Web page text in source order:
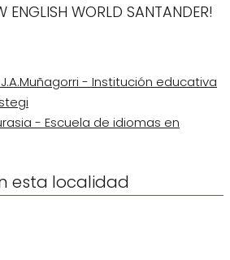
WORLD SANTANDER!
- Institución educativa
- Escuela de idiomas en
esta localidad